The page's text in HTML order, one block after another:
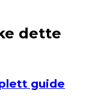
dette
guide